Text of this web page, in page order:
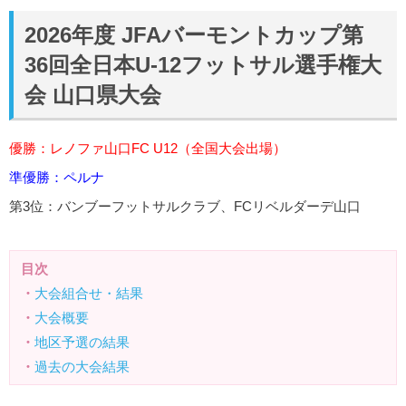
2026年度 JFAバーモントカップ第
36回全日本U-12フットサル選手権大
会 山口県大会
優勝：レノファ山口FC U12（全国大会出場）
準優勝：ペルナ
第3位：バンブーフットサルクラブ、FCリベルダーデ山口
目次
・ 大会組合せ・結果
・ 大会概要
・ 地区予選の結果
・ 過去の大会結果